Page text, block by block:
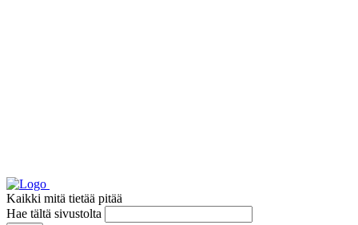
Kaikki mitä tietää pitää
Hae tältä sivustolta